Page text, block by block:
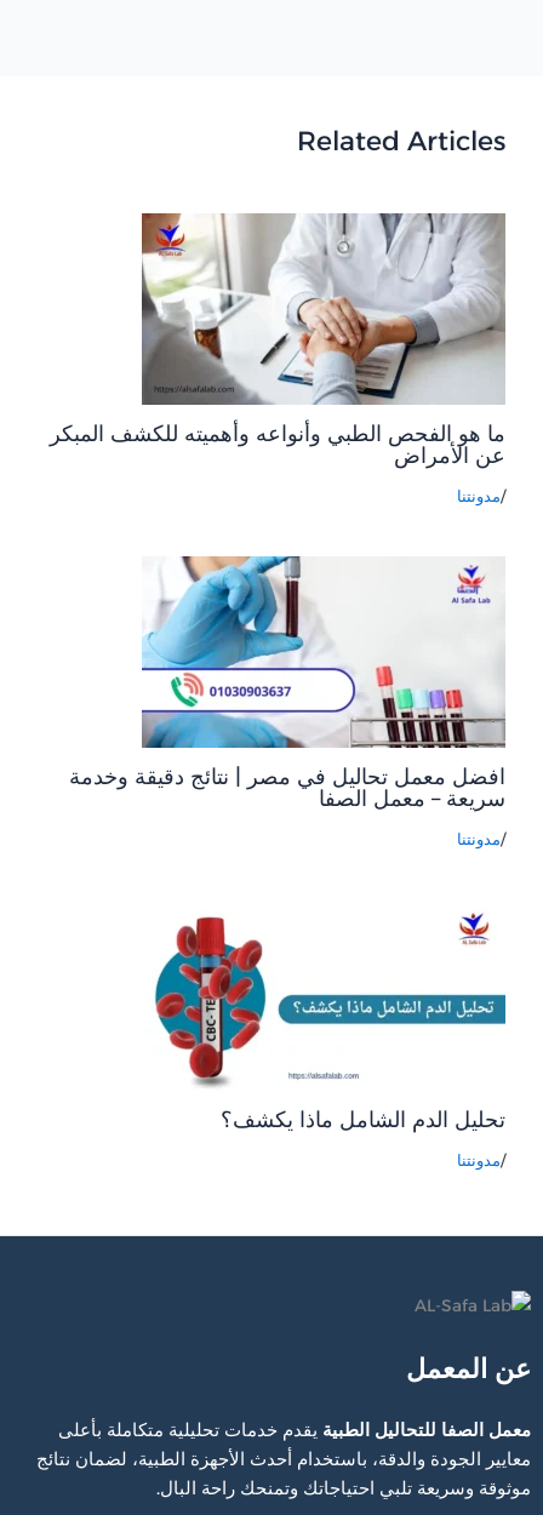
Related Articles
ما هو الفحص الطبي وأنواعه وأهميته للكشف المبكر
عن الأمراض
/مدونتنا
افضل معمل تحاليل في مصر | نتائج دقيقة وخدمة
سريعة – معمل الصفا
/مدونتنا
تحليل الدم الشامل ماذا يكشف؟
/مدونتنا
عن المعمل
معمل الصفا للتحاليل الطبية يقدم خدمات تحليلية متكاملة بأعلى
معايير الجودة والدقة، باستخدام أحدث الأجهزة الطبية، لضمان نتائج
موثوقة وسريعة تلبي احتياجاتك وتمنحك راحة البال.